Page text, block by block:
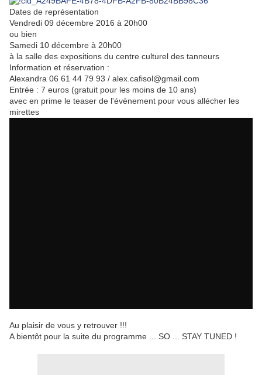
Dates de représentation
Vendredi 09 décembre 2016 à 20h00
ou bien
Samedi 10 décembre à 20h00
à la salle des expositions du centre culturel des tanneurs
Information et réservation :
Alexandra 06 61 44 79 93 / alex.cafisol@gmail.com
Entrée : 7 euros (gratuit pour les moins de 10 ans)
avec en prime le teaser de l'évènement pour vous allécher les
mirettes
Au plaisir de vous y retrouver !!!
A bientôt pour la suite du programme ... SO ... STAY TUNED !